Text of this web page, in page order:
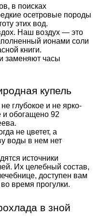
в поисках
осетровые породы
этих вод.
Наш воздух — это
ионами соли
книги.
заменяют часы
купель
глубокое и не ярко-
и обогащено 92
не цветет, а
воды в нем нет
источники
Их целебный состав,
доступен вам
время прогулки.
в зной